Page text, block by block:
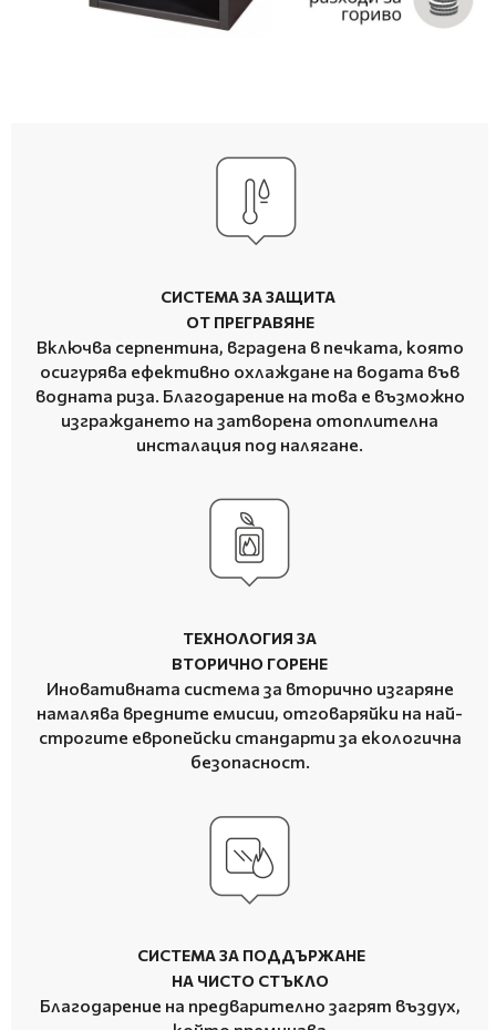
СИСТЕМА ЗА ЗАЩИТА
ОТ ПРЕГРАВЯНЕ
Включва серпентина, вградена в печката, която
осигурява ефективно охлаждане на водата във
водната риза. Благодарение на това е възможно
изграждането на затворена отоплителна
инсталация под налягане.
ТЕХНОЛОГИЯ ЗА
ВТОРИЧНО ГОРЕНЕ
Иновативната система за вторично изгаряне
намалява вредните емисии, отговаряйки на най-
строгите европейски стандарти за екологична
безопасност.
СИСТЕМА ЗА ПОДДЪРЖАНЕ
НА ЧИСТО СТЪКЛО
Благодарение на предварително загрят въздух,